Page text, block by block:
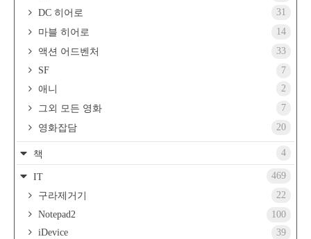
DC 히어로
31
마블 히어로
14
액션 어드벤처
33
SF
7
애니
2
그외 모든 영화
7
영화잡담
20
책 4
IT
469
구라제거기
22
Notepad2
100
iDevice
39